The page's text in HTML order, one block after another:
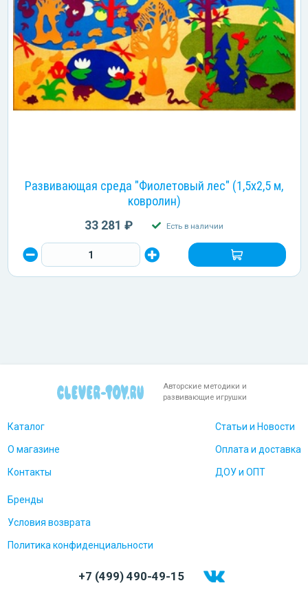
Развивающая среда "Фиолетовый лес" (1,5х2,5 м,
ковролин)
33 281 ₽ Есть в наличии
Авторские методики и
развивающие игрушки
Каталог
О магазине
Контакты
Статьи и Новости
Оплата и доставка
ДОУ и ОПТ
Бренды
Условия возврата
Политика конфиденциальности
+7 (499) 490-49-15